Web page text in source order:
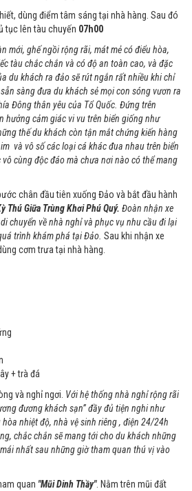
dùng điểm tâm sáng tại nhà hàng. Sau đó
tục lên tàu chuyến 07h00
mới, ghế ngồi rộng rãi, mát mẻ có điểu hòa,
tàu chắc chắn và có độ an toàn cao, và đặc
du khách ra đảo sẽ rút ngắn rất nhiều khi chỉ
sàng đưa du khách sẻ mọi con sóng vươn ra
Đông thân yêu của Tổ Quốc. Đứng trên
hưởng cảm giác vi vu trên biển giống như
thế du khách còn tận mắt chứng kiến hàng
và vô số các loại cá khác đua nhau trên biển
cùng độc đáo mà chưa nơi nào có thể mang
chân đầu tiên xuống Đảo và bắt đầu hành
Thú Giữa Trùng Khơi Phú Quý. Đoàn nhận xe
chuyển về nhà nghỉ và phục vụ nhu cầu đi lại
trình khám phá tại Đảo. Sau khi nhận xe
cơm trưa tại nhà hàng.
+ trà đá
và nghỉ ngơi. Với hệ thống nhà nghỉ rộng rãi
đương khách sạn” đầy đủ tiện nghi như
nhiệt độ, nhà vệ sinh riêng , điện 24/24h
chắc chắn sẽ mang tới cho du khách những
nhất sau những giờ tham quan thú vị vào
quan "Mũi Dinh Thầy". Nằm trên mũi đất